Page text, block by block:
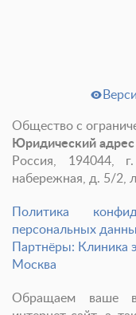
Общество с
Юридический
Россия, 194044, г.
набережная, д. 5/2,
Политика
персональных
Партнёры: Клиника
Москва
Обращаем ваше